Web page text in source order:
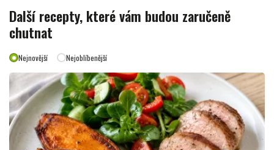
Další recepty, které vám budou zaručeně
chutnat
Nejnovější Nejoblíbenější